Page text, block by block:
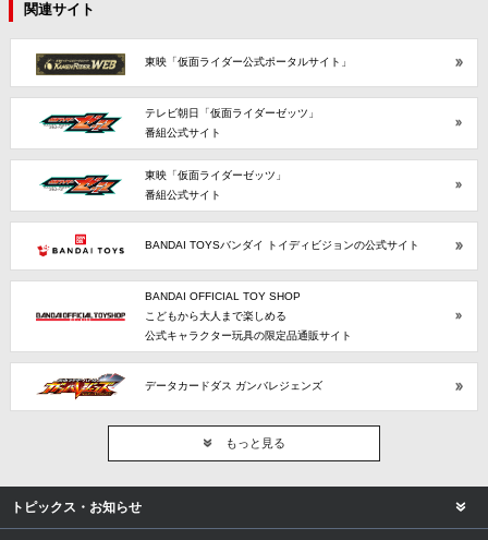
関連サイト
東映「仮面ライダー公式ポータルサイト」
テレビ朝日「仮面ライダーゼッツ」
番組公式サイト
東映「仮面ライダーゼッツ」
番組公式サイト
BANDAI TOYSバンダイ トイディビジョンの公式サイト
BANDAI OFFICIAL TOY SHOP
こどもから大人まで楽しめる
公式キャラクター玩具の限定品通販サイト
データカードダス ガンバレジェンズ
もっと見る
トピックス・お知らせ